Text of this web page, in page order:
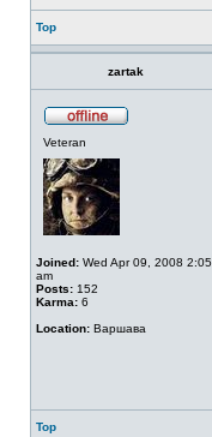
Top
zartak
Veteran
Joined: Wed Apr 09, 2008 2:05
am
Posts: 152
Karma: 6
Location: Варшава
Top